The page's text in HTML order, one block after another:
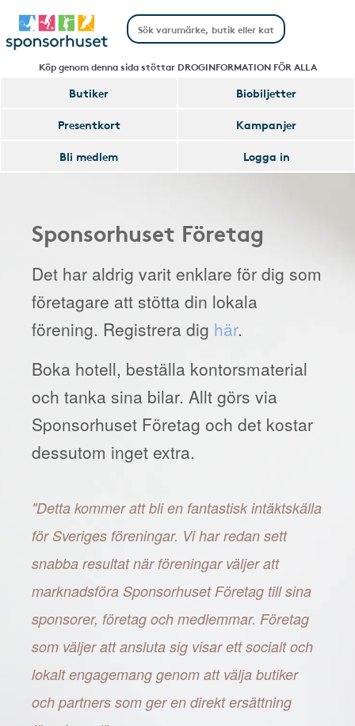
Köp genom denna sida stöttar DROGINFORMATION FÖR ALLA
Butiker
Biobiljetter
Presentkort
Kampanjer
Bli medlem
Logga in
Sponsorhuset Företag
Det har aldrig varit enklare för dig som
företagare att stötta din lokala
förening. Registrera dig här.
Boka hotell, beställa kontorsmaterial
och tanka sina bilar. Allt görs via
Sponsorhuset Företag och det kostar
dessutom inget extra.
"Detta kommer att bli en fantastisk intäktskälla
för Sveriges föreningar. Vi har redan sett
snabba resultat när föreningar väljer att
marknadsföra Sponsorhuset Företag till sina
sponsorer, företag och medlemmar. Företag
som väljer att ansluta sig visar ett socialt och
lokalt engagemang genom att välja butiker
och partners som ger en direkt ersättning